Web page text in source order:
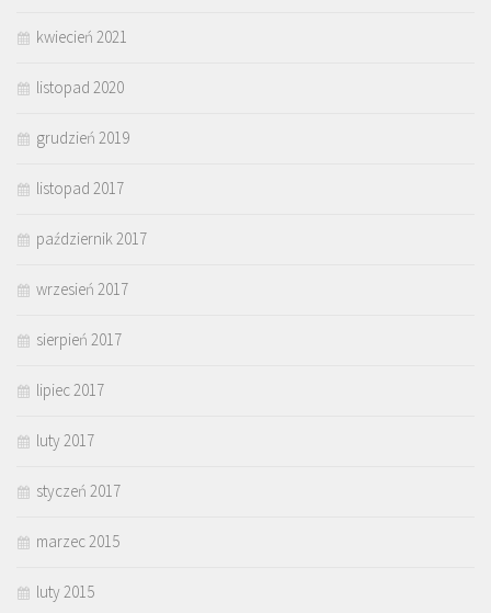
kwiecień 2021
listopad 2020
grudzień 2019
listopad 2017
październik 2017
wrzesień 2017
sierpień 2017
lipiec 2017
luty 2017
styczeń 2017
marzec 2015
luty 2015